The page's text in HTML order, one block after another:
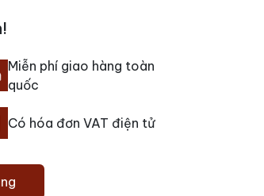
Miễn phí giao hàng toàn
quốc
Có hóa đơn VAT điện tử